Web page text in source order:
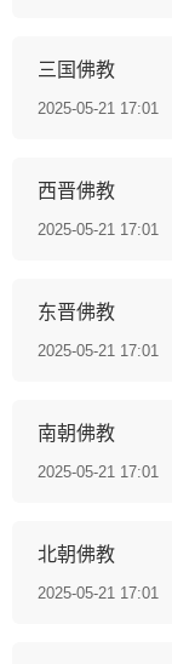
三国佛教
2025-05-21 17:01
西晋佛教
2025-05-21 17:01
东晋佛教
2025-05-21 17:01
南朝佛教
2025-05-21 17:01
北朝佛教
2025-05-21 17:01